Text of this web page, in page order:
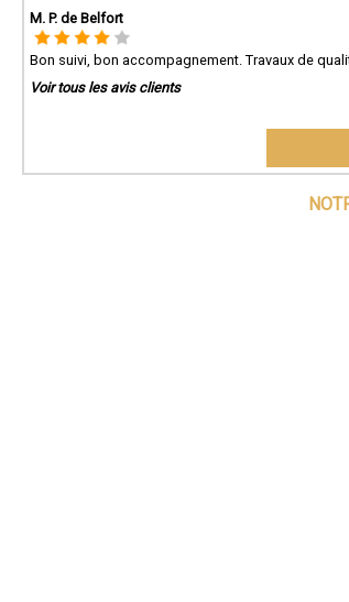
M. P. de Belfort
Bon suivi, bon accompagnement. Travaux de
Voir tous les avis clients